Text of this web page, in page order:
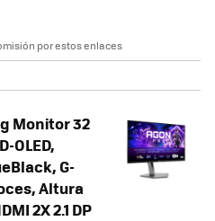
por estos enlaces
Monitor 32
OLED,
G-
Altura
2X 2.1 DP